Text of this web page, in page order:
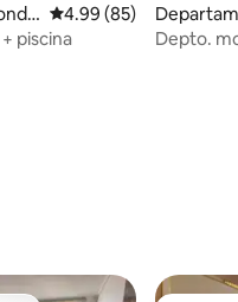
Calificación promedio:
4.99 (85)
piscina
s
Depto.